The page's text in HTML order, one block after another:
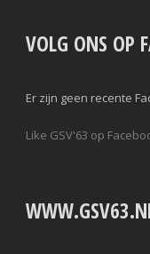
VOLG ONS OP
Er zijn geen recente
Like GSV'63 op